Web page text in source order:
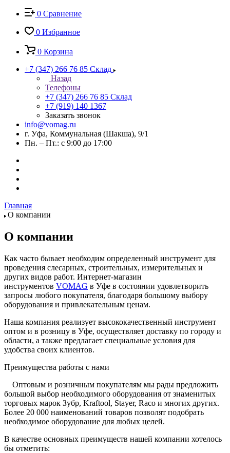
0 Сравнение
0 Избранное
0 Корзина
+7 (347) 266 76 85 Склад
Назад
Телефоны
+7 (347) 266 76 85 Склад
+7 (919) 140 1367
Заказать звонок
info@vomag.ru
г. Уфа, Коммунальная (Шакша), 9/1
Пн. – Пт.: с 9:00 до 17:00
Главная
О компании
О компании
Как часто бывает необходим определенный инструмент для
проведения слесарных, строительных, измерительных и
других видов работ. Интернет-магазин
инструментов VOMAG в Уфе в состоянии удовлетворить
запросы любого покупателя, благодаря большому выбору
оборудования и привлекательным ценам.
Наша компания реализует высококачественный инструмент
оптом и в розницу в Уфе, осуществляет доставку по городу и
области, а также предлагает специальные условия для
удобства своих клиентов.
Преимущества работы с нами
Оптовым и розничным покупателям мы рады предложить
большой выбор необходимого оборудования от знаменитых
торговых марок Зубр, Kraftool, Stayer, Raco и многих других.
Более 20 000 наименований товаров позволят подобрать
необходимое оборудование для любых целей.
В качестве основных преимуществ нашей компании хотелось
бы отметить: